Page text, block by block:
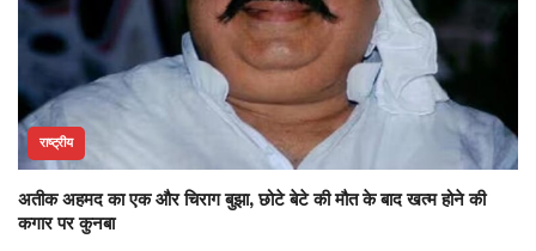
राष्ट्रीय
अतीक अहमद का एक और चिराग बुझा, छोटे बेटे की मौत के बाद खत्म होने की
कगार पर कुनबा